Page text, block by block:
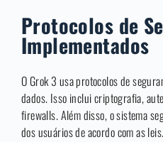
Protocolos de
Implementados
O Grok 3 usa protocolos de
dados. Isso inclui criptografia,
firewalls. Além disso, o sistema
dos usuários de acordo com as leis.